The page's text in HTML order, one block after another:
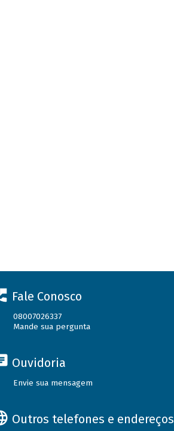
Fale Conosco
08007026337
Mande sua pergunta
Ouvidoria
Envie sua mensagem
Outros telefones e endereços